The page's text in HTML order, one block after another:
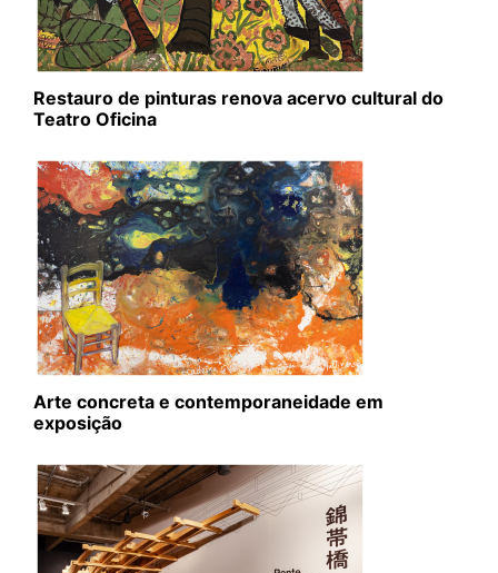
Restauro de pinturas renova acervo cultural do
Teatro Oficina
Arte concreta e contemporaneidade em
exposição